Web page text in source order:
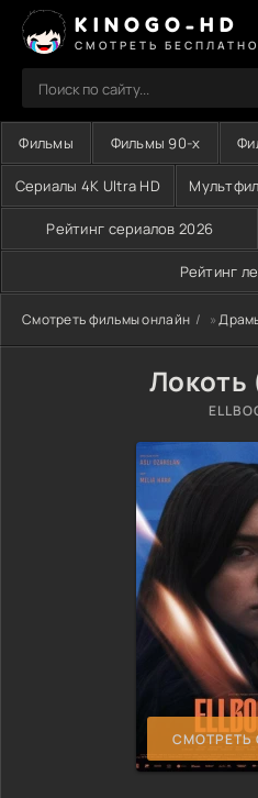
KINOGO-HD
СМОТРЕТЬ
Фильмы Фильмы 90-х
Сериалы 4K Ultra HD
Рейтинг сериалов 2026
Рейтинг
Смотреть фильмы онлайн »
Локоть
СМОТРЕТЬ